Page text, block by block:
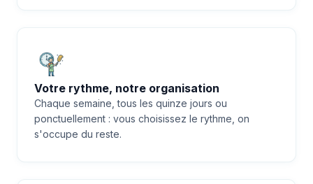
Votre rythme, notre organisation
Chaque semaine, tous les quinze jours ou
ponctuellement : vous choisissez le rythme, on
s'occupe du reste.